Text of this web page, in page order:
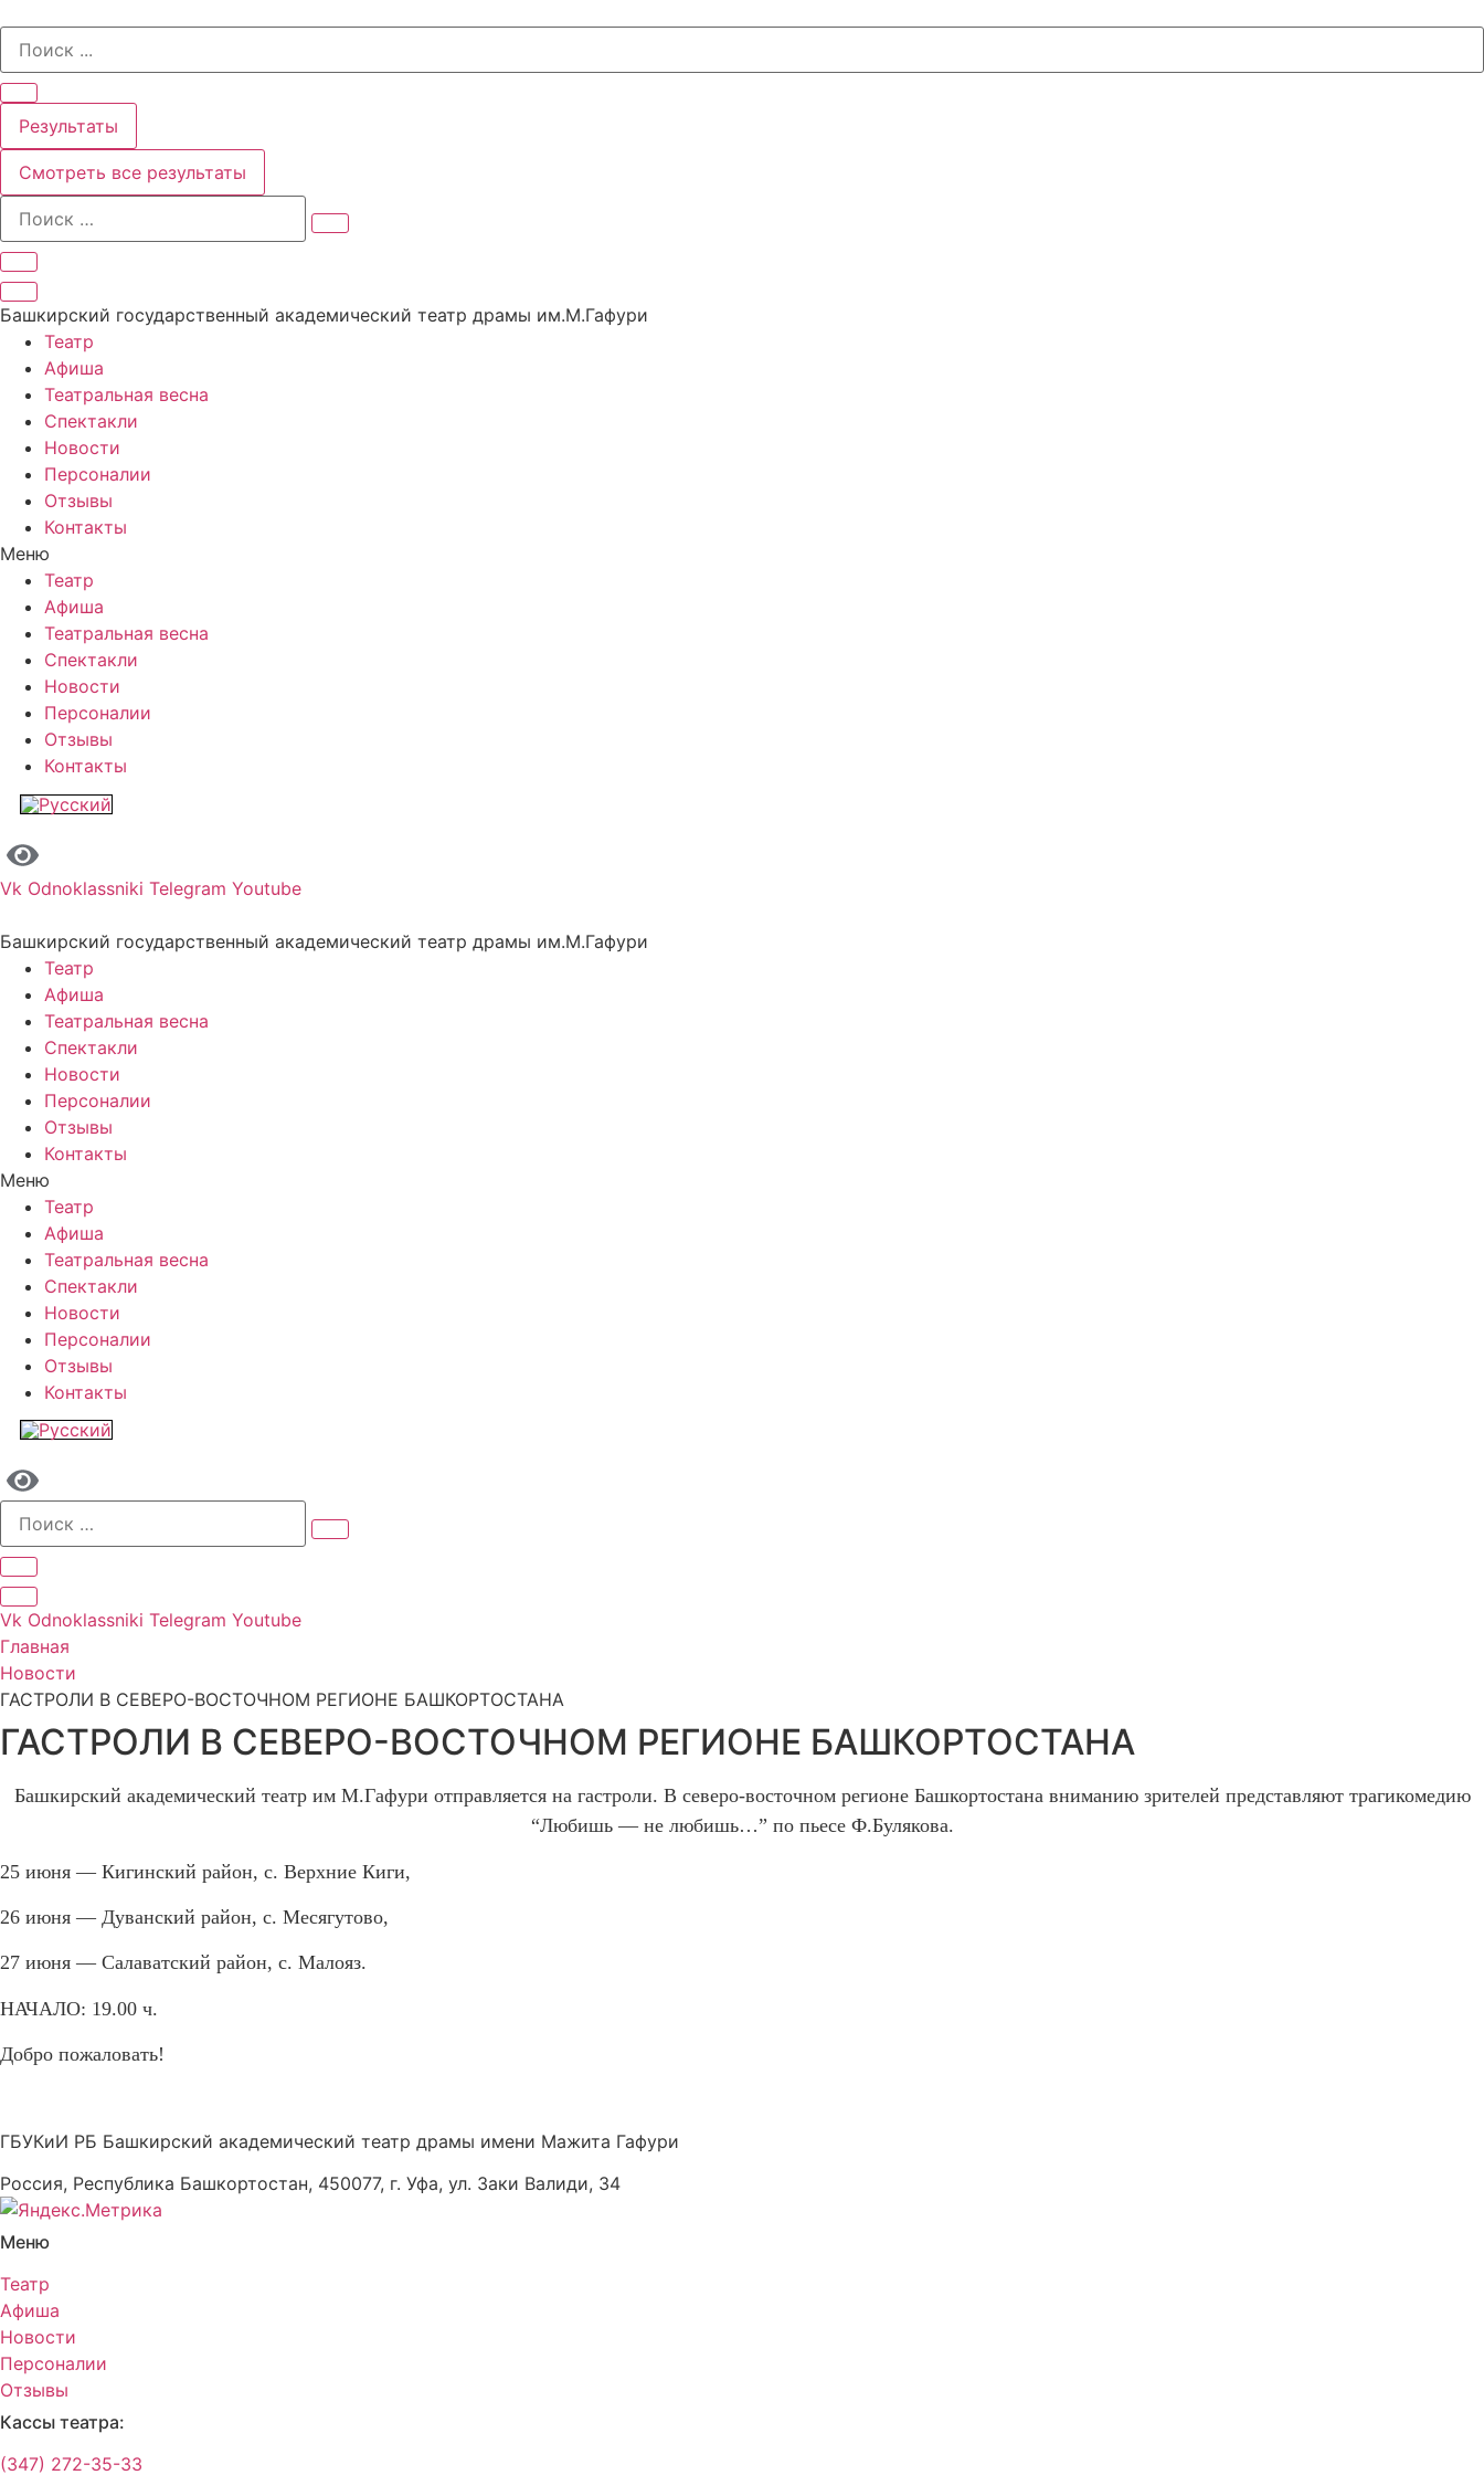
содержимому
Search
Результаты
Смотреть все результаты
Башкирский государственный академический театр драмы им.М.Гафури
Театр
Афиша
Театральная весна
Спектакли
Новости
Персоналии
Отзывы
Контакты
Меню
Театр
Афиша
Театральная весна
Спектакли
Новости
Персоналии
Отзывы
Контакты
Vk Odnoklassniki Telegram Youtube
Башкирский государственный академический театр драмы им.М.Гафури
Театр
Афиша
Театральная весна
Спектакли
Новости
Персоналии
Отзывы
Контакты
Меню
Театр
Афиша
Театральная весна
Спектакли
Новости
Персоналии
Отзывы
Контакты
Vk Odnoklassniki Telegram Youtube
Главная
Новости
ГАСТРОЛИ В СЕВЕРО-ВОСТОЧНОМ РЕГИОНЕ БАШКОРТОСТАНА
ГАСТРОЛИ В СЕВЕРО-ВОСТОЧНОМ РЕГИОНЕ БАШКОРТОСТАНА
Башкирский академический театр им М.Гафури отправляетсяна гастроли. В северо-восточном регионе Башкортостана вниманию зрителей представляют трагикомедию
“Любишь — не любишь…” по пьесе Ф.Булякова.
25 июня — Кигинский район, с. Верхние Киги,
26 июня — Дуванский район, с. Месягутово,
27 июня — Салаватский район, с. Малояз.
НАЧАЛО: 19.00 ч.
Добро пожаловать!
ГБУКиИ РБ Башкирский академический театр драмы имени Мажита Гафури
Россия, Республика Башкортостан, 450077, г. Уфа, ул. Заки Валиди, 34
Меню
Театр
Афиша
Новости
Персоналии
Отзывы
Кассы театра:
(347) 272-35-33